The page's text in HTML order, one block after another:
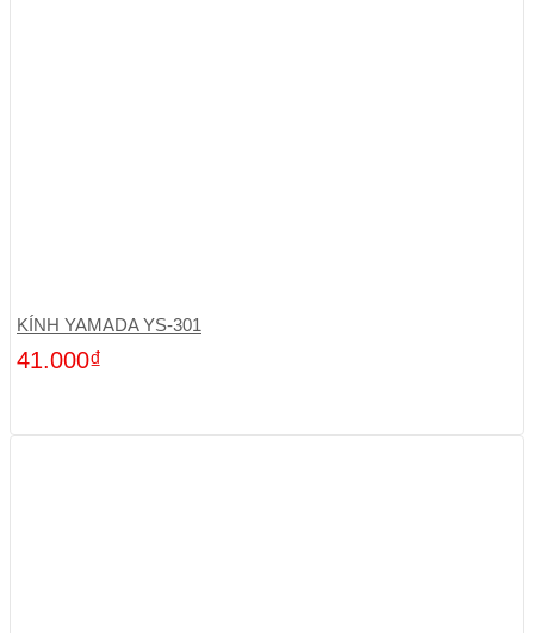
KÍNH YAMADA YS-301
41.000₫